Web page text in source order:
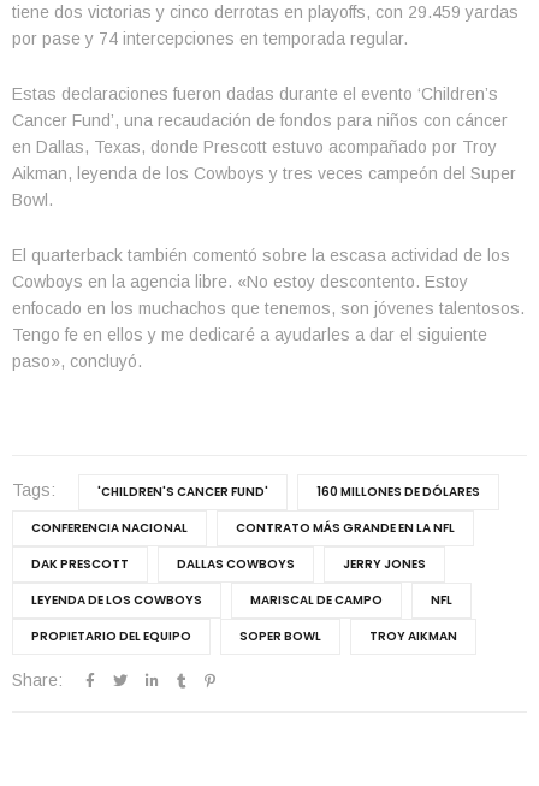
tiene dos victorias y cinco derrotas en playoffs, con 29.459 yardas
por pase y 74 intercepciones en temporada regular.
Estas declaraciones fueron dadas durante el evento ‘Children’s
Cancer Fund’, una recaudación de fondos para niños con cáncer
en Dallas, Texas, donde Prescott estuvo acompañado por Troy
Aikman, leyenda de los Cowboys y tres veces campeón del Super
Bowl.
El quarterback también comentó sobre la escasa actividad de los
Cowboys en la agencia libre. «No estoy descontento. Estoy
enfocado en los muchachos que tenemos, son jóvenes talentosos.
Tengo fe en ellos y me dedicaré a ayudarles a dar el siguiente
paso», concluyó.
Tags: 'CHILDREN'S CANCER FUND'
160 MILLONES DE DÓLARES
CONFERENCIA NACIONAL
CONTRATO MÁS GRANDE EN LA NFL
DAK PRESCOTT
DALLAS COWBOYS
JERRY JONES
LEYENDA DE LOS COWBOYS
MARISCAL DE CAMPO
NFL
PROPIETARIO DEL EQUIPO
SOPER BOWL TROY AIKMAN
Share: